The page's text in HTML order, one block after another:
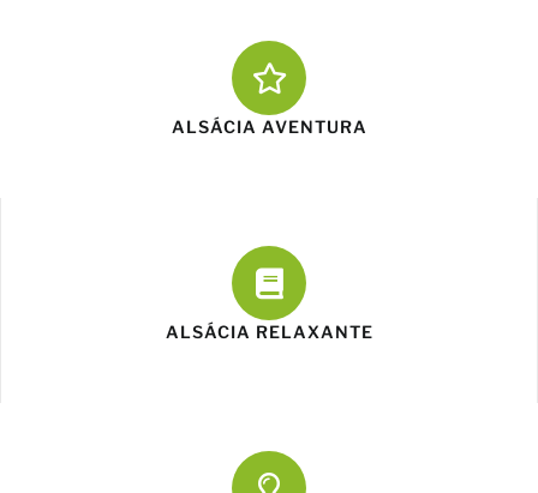
ALSÁCIA AVENTURA
ALSÁCIA RELAXANTE